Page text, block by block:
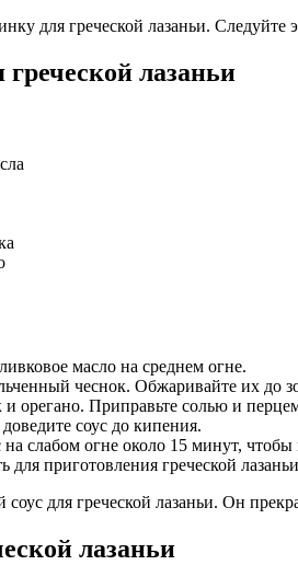
для греческой лазаньи.
греческой лазаньи
масло на среднем огне.
чеснок. Обжаривайте их до
и орегано. Приправьте солью и
соус до кипения.
слабом огне около 15 минут,
приготовления греческой
для греческой лазаньи. Он
лазаньи